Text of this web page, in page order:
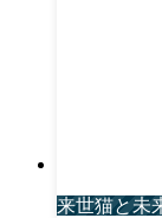
来世猫と未